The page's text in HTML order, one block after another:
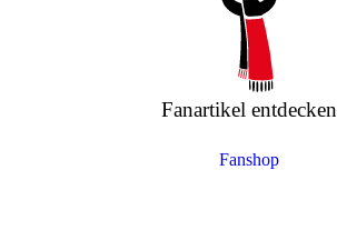
Fanartikel entdecken
Fanshop